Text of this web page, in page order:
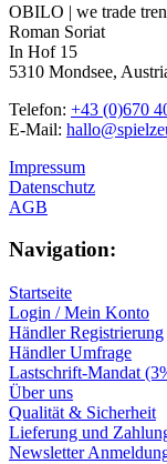
OBILO | we trade
Roman Soriat
In Hof 15
5310 Mondsee,
Telefon: +43 (0)670
E-Mail:
Impressum
Datenschutz
AGB
Navigation:
Startseite
Login / Mein Konto
Händler Registrierung
Händler Umfrage
Lastschrift-Mandat
Über uns
Qualität & Sicherheit
Lieferung und
Newsletter